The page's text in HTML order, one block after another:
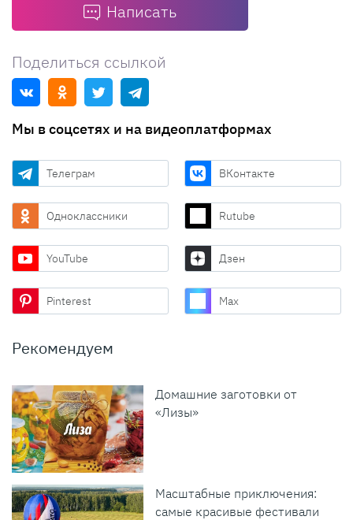
Написать
Поделиться ссылкой
Мы в соцсетях и на видеоплатформах
Телеграм ВКонтакте
Одноклассники Rutube
YouTube Дзен
Pinterest Max
Рекомендуем
Домашние заготовки от
«Лизы»
Масштабные приключения:
самые красивые фестивали